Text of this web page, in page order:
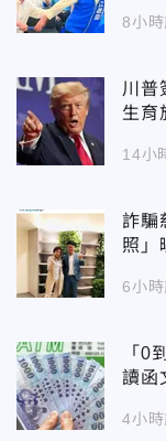
8小時
川普
生育
14小
詐騙
照」
6小時
「0
讀函
4小時